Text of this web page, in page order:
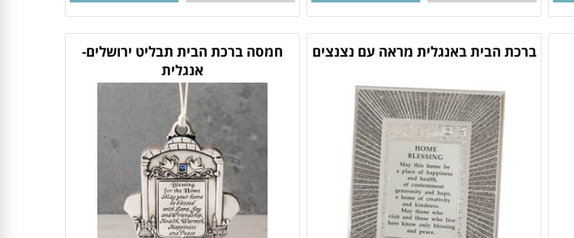
ברכת הבית באנגלית מראה עם נצנצים
חמסה ברכת הבית תבליט ירושלים-
אנגלית